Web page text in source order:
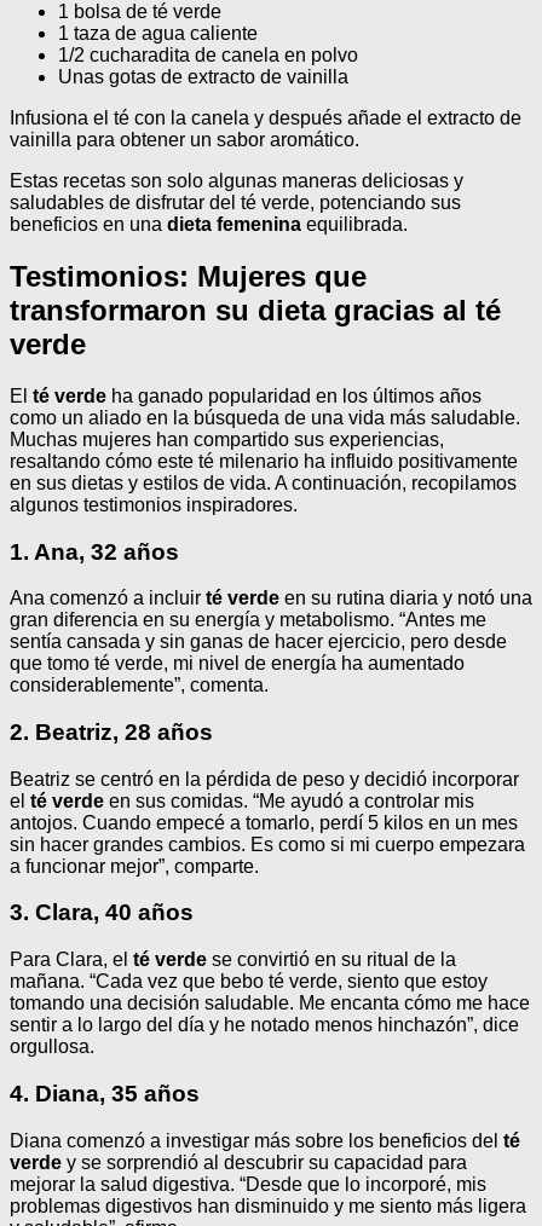
1 bolsa de té verde
1 taza de agua caliente
1/2 cucharadita de canela en polvo
Unas gotas de extracto de vainilla
Infusiona el té con la canela y después añade el extracto de
vainilla para obtener un sabor aromático.
Estas recetas son solo algunas maneras deliciosas y
saludables de disfrutar del té verde, potenciando sus
beneficios en una dieta femenina equilibrada.
Testimonios: Mujeres que
transformaron su dieta gracias al té
verde
El té verde ha ganado popularidad en los últimos años
como un aliado en la búsqueda de una vida más saludable.
Muchas mujeres han compartido sus experiencias,
resaltando cómo este té milenario ha influido positivamente
en sus dietas y estilos de vida. A continuación, recopilamos
algunos testimonios inspiradores.
1. Ana, 32 años
Ana comenzó a incluir té verde en su rutina diaria y notó una
gran diferencia en su energía y metabolismo. “Antes me
sentía cansada y sin ganas de hacer ejercicio, pero desde
que tomo té verde, mi nivel de energía ha aumentado
considerablemente”, comenta.
2. Beatriz, 28 años
Beatriz se centró en la pérdida de peso y decidió incorporar
el té verde en sus comidas. “Me ayudó a controlar mis
antojos. Cuando empecé a tomarlo, perdí 5 kilos en un mes
sin hacer grandes cambios. Es como si mi cuerpo empezara
a funcionar mejor”, comparte.
3. Clara, 40 años
Para Clara, el té verde se convirtió en su ritual de la
mañana. “Cada vez que bebo té verde, siento que estoy
tomando una decisión saludable. Me encanta cómo me hace
sentir a lo largo del día y he notado menos hinchazón”, dice
orgullosa.
4. Diana, 35 años
Diana comenzó a investigar más sobre los beneficios del té
verde y se sorprendió al descubrir su capacidad para
mejorar la salud digestiva. “Desde que lo incorporé, mis
problemas digestivos han disminuido y me siento más ligera